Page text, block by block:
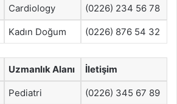
Cardiology (0226) 234 56 78
Kadın Doğum (0226) 876 54 32
Uzmanlık Alanı İletişim
Pediatri (0226) 345 67 89